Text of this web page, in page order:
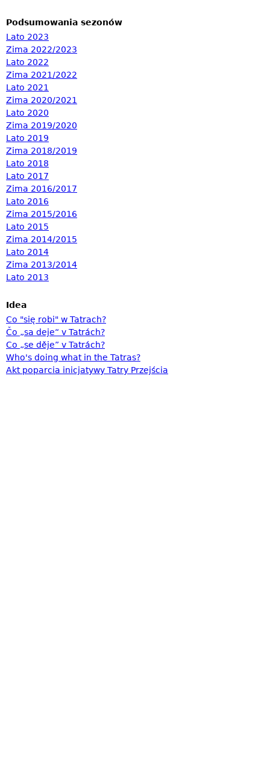
Podsumowania sezonów
Lato 2023
Zima 2022/2023
Lato 2022
Zima 2021/2022
Lato 2021
Zima 2020/2021
Lato 2020
Zima 2019/2020
Lato 2019
Zima 2018/2019
Lato 2018
Lato 2017
Zima 2016/2017
Lato 2016
Zima 2015/2016
Lato 2015
Zima 2014/2015
Lato 2014
Zima 2013/2014
Lato 2013
Idea
Co "się robi" w Tatrach?
Čo „sa deje“ v Tatrách?
Co „se děje” v Tatrách?
Who's doing what in the Tatras?
Akt poparcia inicjatywy Tatry Przejścia